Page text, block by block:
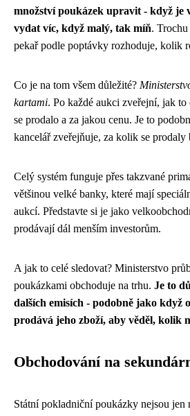
množství poukázek upravit - když je
vydat víc, když malý, tak míň.
pekař podle poptávky rozhoduje, kolik
Co je na tom všem důležité?
kartami. Po každé aukci zveřejní, jak
se prodalo a za jakou cenu. Je to
kancelář zveřejňuje, za kolik se
Celý systém funguje přes takzvané
většinou velké banky, které mají
aukcí. Představte si je jako
prodávají dál menším investorům.
A jak to celé sledovat? Ministerstvo
poukázkami obchoduje na trhu. Je to
dalších emisích - podobně jako když
prodává jeho zboží, aby věděl, kolik
Obchodování na
Státní pokladniční poukázky nejsou